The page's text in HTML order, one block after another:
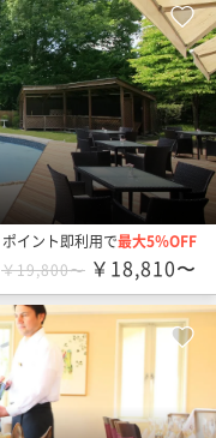
ポイント即利用で最大5％OFF
￥19,800〜 ￥18,810〜